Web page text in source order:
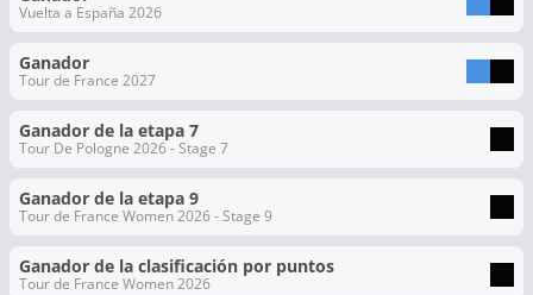
Vuelta a España 2026
Ganador
Tour de France 2027
Ganador de la etapa 7
Tour De Pologne 2026 - Stage 7
Ganador de la etapa 9
Tour de France Women 2026 - Stage 9
Ganador de la clasificación por puntos
Tour de France Women 2026